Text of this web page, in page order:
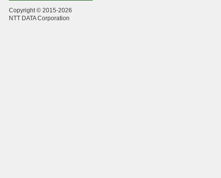
Copyright © 2015-2026
NTT DATA Corporation